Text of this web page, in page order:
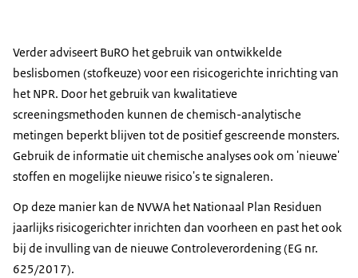
Verder adviseert BuRO het gebruik van ontwikkelde
beslisbomen (stofkeuze) voor een risicogerichte inrichting van
het NPR. Door het gebruik van kwalitatieve
screeningsmethoden kunnen de chemisch-analytische
metingen beperkt blijven tot de positief gescreende monsters.
Gebruik de informatie uit chemische analyses ook om 'nieuwe'
stoffen en mogelijke nieuwe risico's te signaleren.
Op deze manier kan de NVWA het Nationaal Plan Residuen
jaarlijks risicogerichter inrichten dan voorheen en past het ook
bij de invulling van de nieuwe Controleverordening (EG nr.
625/2017).